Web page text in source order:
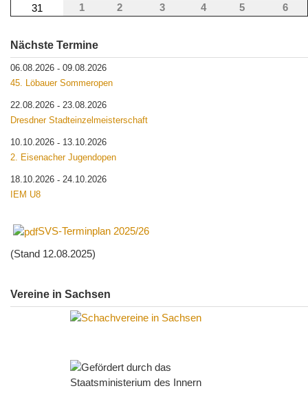
31
1 2 3 4 5 6
Nächste Termine
06.08.2026 - 09.08.2026
45. Löbauer Sommeropen
22.08.2026 - 23.08.2026
Dresdner Stadteinzelmeisterschaft
10.10.2026 - 13.10.2026
2. Eisenacher Jugendopen
18.10.2026 - 24.10.2026
IEM U8
SVS-Terminplan 2025/26
(Stand 12.08.2025)
Vereine in Sachsen